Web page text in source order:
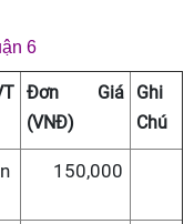
6
Đơn Giá
(VNĐ)
Ghi
Chú
150,000